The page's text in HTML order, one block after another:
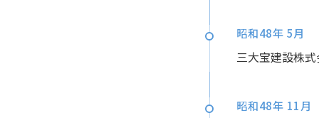
昭和48年 5月
三大宝建設株
昭和48年 11月